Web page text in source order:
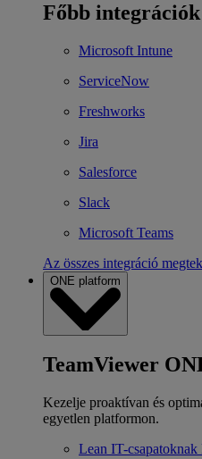
Főbb integrációk
Microsoft Intune
ServiceNow
Freshworks
Jira
Salesforce
Slack
Microsoft Teams
Az összes integráció
ONE platform
TeamViewer
Kezelje proaktívan és
egyetlen platformon.
Lean IT-csapatoknak